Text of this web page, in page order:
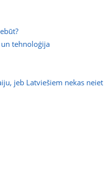
tehnoloģija
jeb Latviešiem nekas neiet